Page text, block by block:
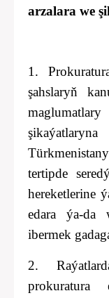
arzalara we
1.
şahslaryň
tertipde
hereketlerine
edara ýa-da
ibermek
2.
prokuratura